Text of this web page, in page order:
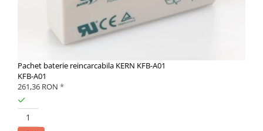
Pachet baterie reincarcabila KERN KFB-A01
KFB-A01
261,36 RON *